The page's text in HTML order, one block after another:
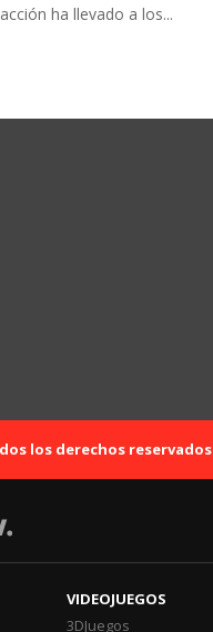
ha llevado a los...
los derechos
VIDEOJUEGOS
3DJuegos